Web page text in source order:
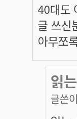
40대도
글 쓰신
아무쪼
읽
글쓴